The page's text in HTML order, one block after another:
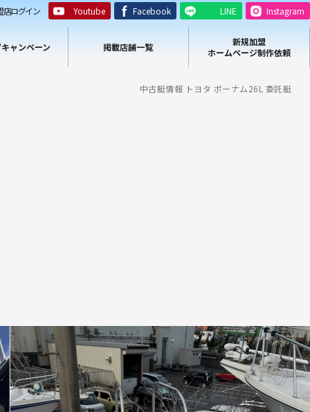
店ログイン Youtube Facebook LINE Instagram
ャンペーン 掲載店舗一覧
新規加盟
ホームページ制作依頼
中古艇情報 トヨタ ポーナム26L 委託艇